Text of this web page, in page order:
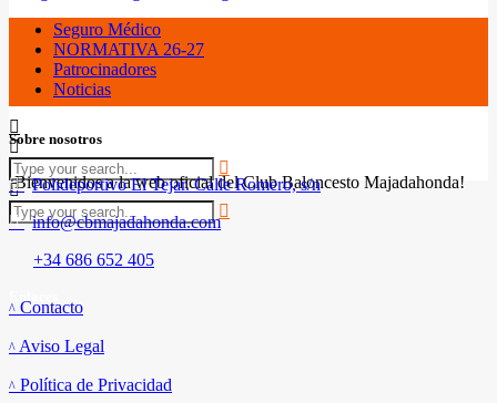
Seguro Médico
NORMATIVA 26-27
Patrocinadores
Noticias
Sobre nosotros
¡Bienvenidos a la web oficial del Club Baloncesto Majadahonda!
Polideportivo El Tejar. Calle Romero, s/n
info@cbmajadahonda.com
+34 686 652 405
Contacto
Aviso Legal
Política de Privacidad